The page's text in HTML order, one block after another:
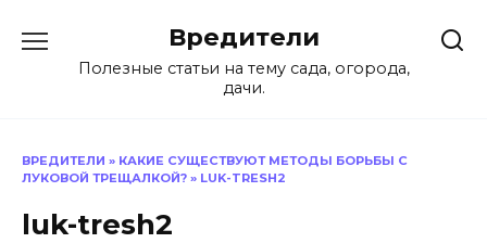
содержанию
Вредители
Полезные статьи на тему сада, огорода,
дачи.
ВРЕДИТЕЛИ » КАКИЕ СУЩЕСТВУЮТ МЕТОДЫ БОРЬБЫ С
ЛУКОВОЙ ТРЕЩАЛКОЙ? » LUK-TRESH2
luk-tresh2